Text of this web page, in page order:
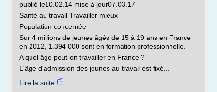
publié le10.02.14 mise à jour07.03.17
Santé au travail Travailler mieux
Population concernée
Sur 4 millions de jeunes âgés de 15 à 19 ans en France
en 2012, 1.394 000 sont en formation professionnelle.
A quel âge peut-on travailler en France ?
L'âge d'admission des jeunes au travail est fixé...
Lire la suite